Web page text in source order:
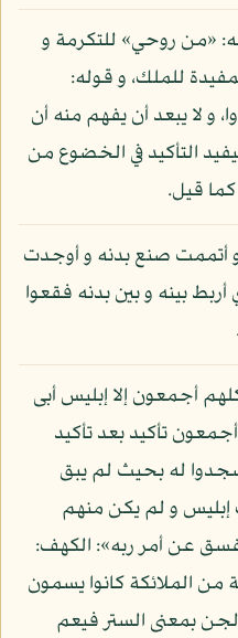
«من روحي» للتكرمة و
للملك، و قوله:
و لا يبعد أن يفهم منه أن
التأكيد في الخضوع من
كما قيل.
و أتممت صنع بدنه و أوجدت
بينه و بين بدنه فقعوا
أجمعون إلا إبليس أبى
تأكيد بعد تأكيد
سجدوا له بحيث لم يبق
و لم يكن منهم
عن أمر ربه»: الكهف:
من الملائكة كانوا يسمون
بمعنى الستر فيعم